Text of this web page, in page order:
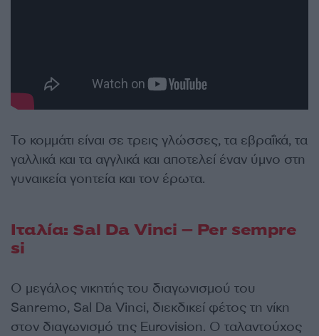
Το κομμάτι είναι σε τρεις γλώσσες, τα εβραΐκά, τα
γαλλικά και τα αγγλικά και αποτελεί έναν ύμνο στη
γυναικεία γοητεία και τον έρωτα.
Ιταλία: Sal Da Vinci – Per sempre
si
Ο μεγάλος νικητής του διαγωνισμού του
Sanremo, Sal Da Vinci, διεκδικεί φέτος τη νίκη
στον διαγωνισμό της Eurovision. Ο ταλαντούχος